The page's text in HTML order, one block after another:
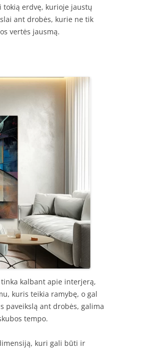
tokią erdvę, kurioje jaustų
ant drobės, kurie ne tik
vertės jausmą.
tinka kalbant apie interjerą,
kuris teikia ramybę, o gal
paveikslą ant drobės, galima
tempo.
kuri gali būti ir